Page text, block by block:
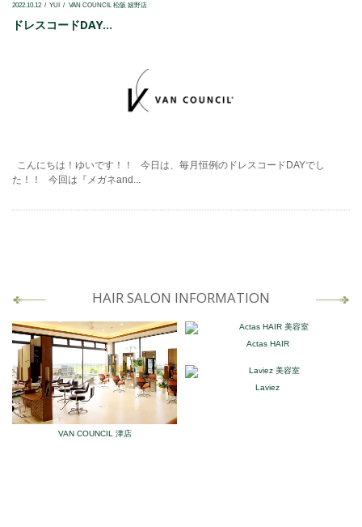
2022.10.12 YUI VAN COUNCIL 松阪 嬉野店
ドレスコードDAY...
こんにちは！ゆいです！！ 今日は、毎月恒例のドレスコードDAYでし
た！！ 今回は『メガネand...
HAIR SALON INFORMATION
VAN COUNCIL 津店
Actas HAIR
Laviez